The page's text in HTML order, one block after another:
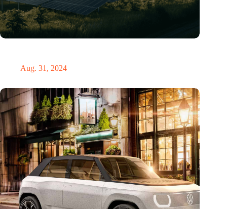
Aug. 31, 2024